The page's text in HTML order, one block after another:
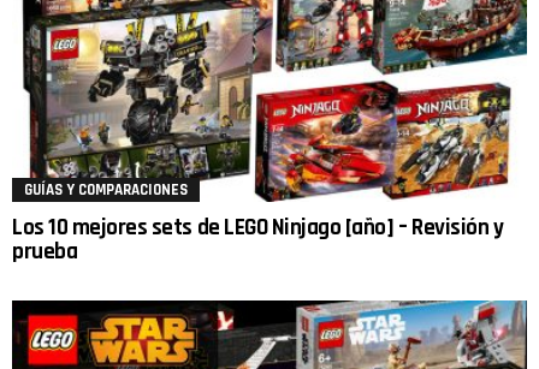
GUÍAS Y COMPARACIONES
Los 10 mejores sets de LEGO Ninjago [año] – Revisión y
prueba